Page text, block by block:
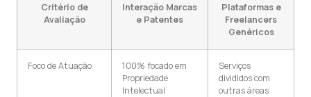
Critério de
Avaliação
Interação Marcas
e Patentes
Plataformas e
Freelancers
Genéricos
Foco de Atuação
100% focado em
Propriedade
Intelectual
Serviços
divididos com
outras áreas